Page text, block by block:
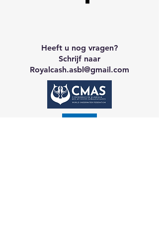
Heeft u nog vragen?
Schrijf naar
Royalcash.asbl@gmail.com